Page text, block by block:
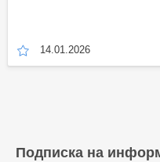
14.01.2026
Подписка на